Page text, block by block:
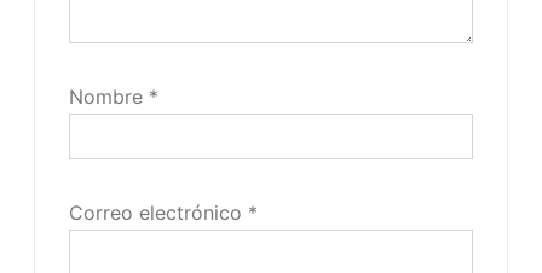
Nombre *
Correo electrónico *